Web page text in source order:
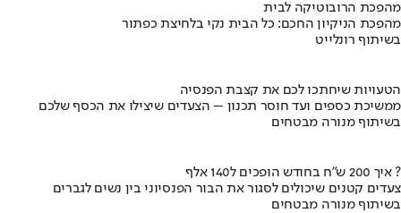
מהפכת הרובוטיקה לבית
מהפכת הניקיון החכם: כל הבית נקי בלחיצת כפתור
בשיתוף רונלייט
הטעויות שיחתכו לכם את קצבת הפנסיה
ממשיכת כספים ועד חוסר תכנון – הצעדים שיצילו את הכסף שלכם
בשיתוף מנורה מבטחים
איך 200 ש"ח בחודש הופכים ל140 אלף ?
צעדים קטנים שיכולים לסגור את הבור הפנסיוני בין נשים לגברים
בשיתוף מנורה מבטחים